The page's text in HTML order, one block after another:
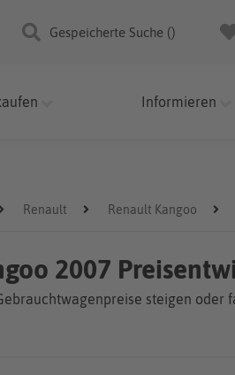
Gespeicherte Suche ()
Informieren
Renault Renault Kangoo
2007
steigen